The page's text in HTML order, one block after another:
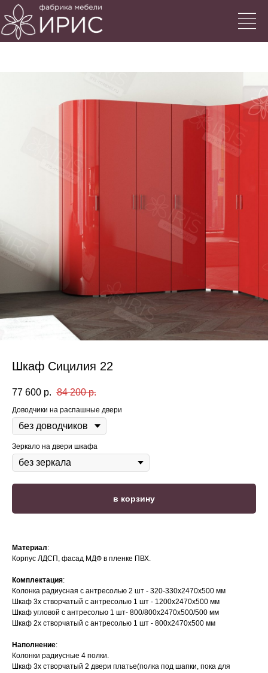
Шкаф Сицилия 22
77 600 р. 84 200 р.
Доводчики на распашные двери
Зеркало на двери шкафа
в корзину
Материал:
Корпус ЛДСП, фасад МДФ в пленке ПВХ.
Комплектация:
Колонка радиусная с антресолью 2 шт - 320-330х2470х500 мм
Шкаф 3х створчатый с антресолью 1 шт - 1200х2470х500 мм
Шкаф угловой с антресолью 1 шт- 800/800х2470х500/500 мм
Шкаф 2х створчатый с антресолью 1 шт - 800х2470х500 мм
Наполнение:
Колонки радиусные 4 полки.
Шкаф 3х створчатый 2 двери платье(полка под шапки, пока для